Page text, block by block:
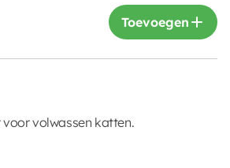
Toevoegen
volwassen katten.